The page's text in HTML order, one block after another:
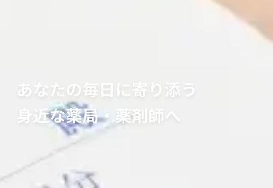
あなたの毎日に寄り添う
身近な薬局・薬剤師へ